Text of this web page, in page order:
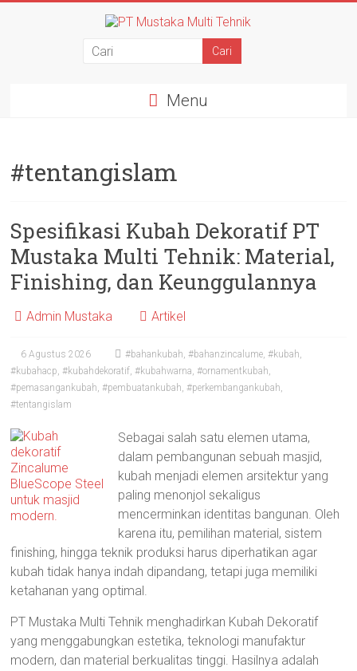
Menu
#tentangislam
Spesifikasi Kubah Dekoratif PT
Mustaka Multi Tehnik: Material,
Finishing, dan Keunggulannya
Admin Mustaka Artikel
6 Agustus 2026 #bahankubah,#bahanzincalume,#kubah,
#kubahacp,#kubahdekoratif,#kubahwarna,#ornamentkubah,
#pemasangankubah,#pembuatankubah,#perkembangankubah,
#tentangislam
Sebagai salah satu elemen utama,
dalam pembangunan sebuah masjid,
kubah menjadi elemen arsitektur yang
paling menonjol sekaligus
mencerminkan identitas bangunan. Oleh
karena itu, pemilihan material, sistem
finishing, hingga teknik produksi harus diperhatikan agar
kubah tidak hanya indah dipandang, tetapi juga memiliki
ketahanan yang optimal.
PT Mustaka Multi Tehnik menghadirkan Kubah Dekoratif
yang menggabungkan estetika, teknologi manufaktur
modern, dan material berkualitas tinggi. Hasilnya adalah